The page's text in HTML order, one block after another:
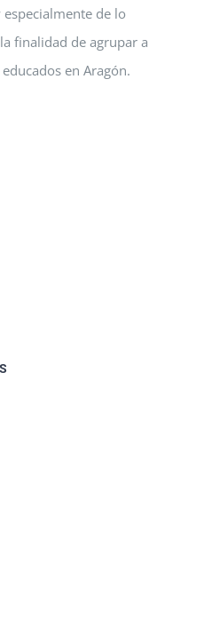
de lo
finalidad de agrupar a
en Aragón.